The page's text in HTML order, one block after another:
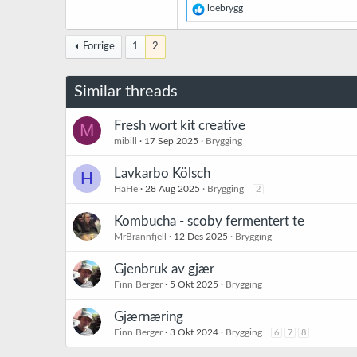
R
e
a
e
r
loebrygg
Forrige 1 2
Similar threads
M Fresh wort kit creative
mibill 17 Sep 2025 Brygging
H Lavkarbo Kölsch
HaHe 28 Aug 2025 Brygging 2
Kombucha - scoby fermentert te
MrBrannfjell 12 Des 2025 Brygging
Gjenbruk av gjær
Finn Berger 5 Okt 2025 Brygging
Gjærnæring
Finn Berger 3 Okt 2024 Brygging 6 7 8